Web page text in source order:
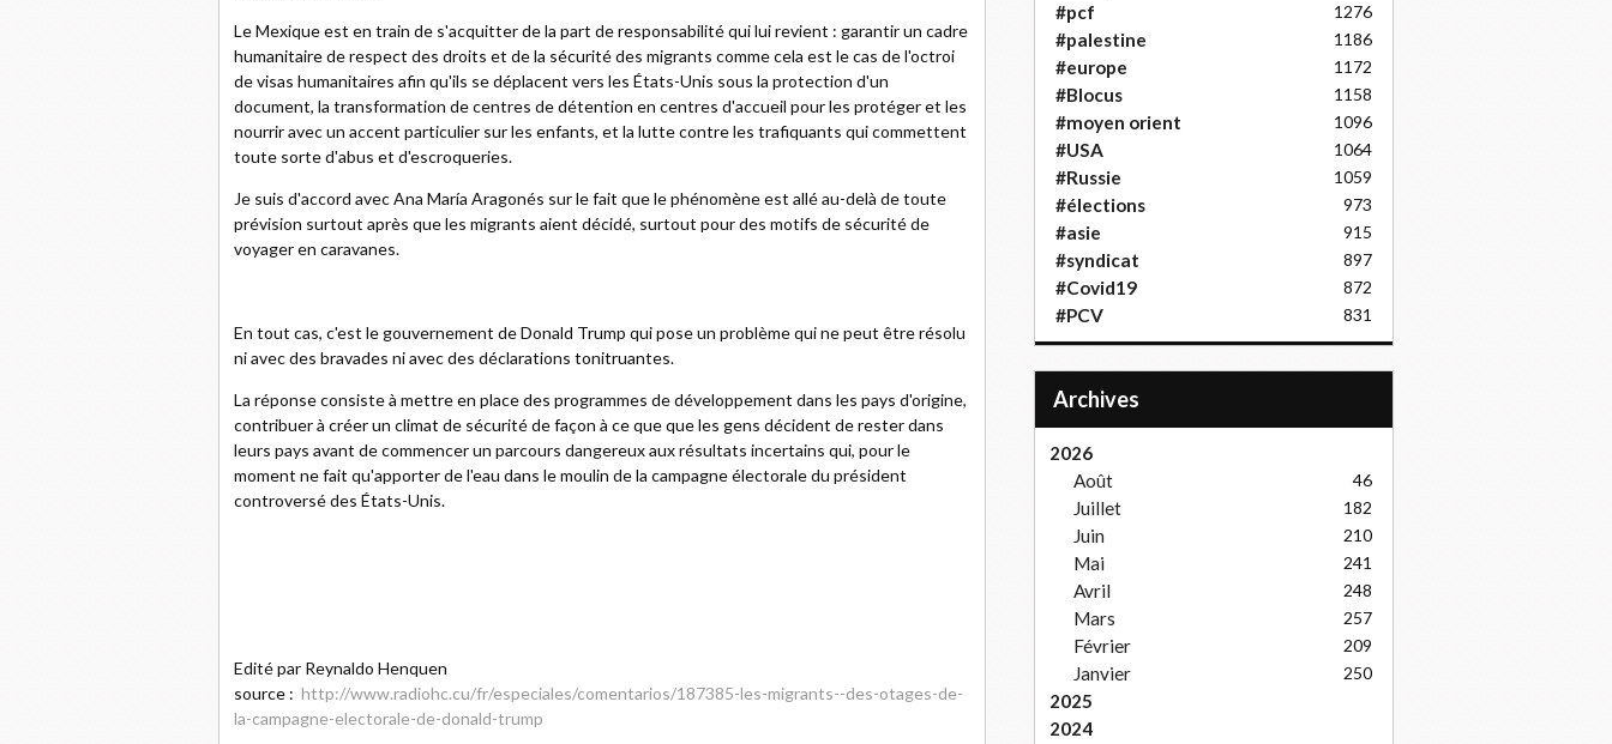
Le Mexique est en train de s'acquitter de la part de responsabilité qui lui revient : garantir un cadre
humanitaire de respect des droits et de la sécurité des migrants comme cela est le cas de l'octroi
de visas humanitaires afin qu'ils se déplacent vers les États-Unis sous la protection d'un
document, la transformation de centres de détention en centres d'accueil pour les protéger et les
nourrir avec un accent particulier sur les enfants, et la lutte contre les trafiquants qui commettent
toute sorte d'abus et d'escroqueries.
Je suis d'accord avec Ana María Aragonés sur le fait que le phénomène est allé au-delà de toute
prévision surtout après que les migrants aient décidé, surtout pour des motifs de sécurité de
voyager en caravanes.
En tout cas, c'est le gouvernement de Donald Trump qui pose un problème qui ne peut être résolu
ni avec des bravades ni avec des déclarations tonitruantes.
La réponse consiste à mettre en place des programmes de développement dans les pays d'origine,
contribuer à créer un climat de sécurité de façon à ce que que les gens décident de rester dans
leurs pays avant de commencer un parcours dangereux aux résultats incertains qui, pour le
moment ne fait qu'apporter de l'eau dans le moulin de la campagne électorale du président
controversé des États-Unis.
Edité par Reynaldo Henquen
source : http://www.radiohc.cu/fr/especiales/comentarios/187385-les-migrants--des-otages-de-
la-campagne-electorale-de-donald-trump
#pcf 1276
#palestine 1186
#europe 1172
#Blocus 1158
#moyen orient 1096
#USA 1064
#Russie 1059
#élections 973
#asie 915
#syndicat 897
#Covid19 872
#PCV 831
Archives
2026
Août
46
Juillet 182
Juin 210
Mai 241
Avril 248
Mars 257
Février 209
Janvier 250
2025
2024